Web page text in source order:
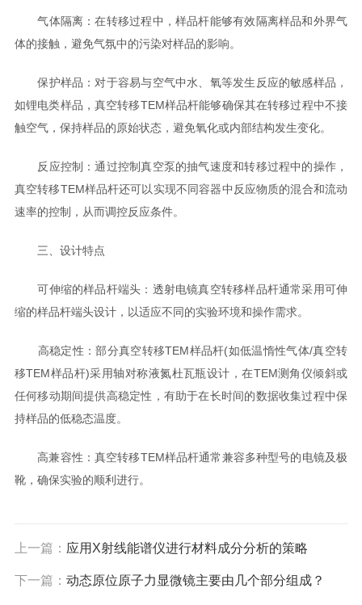
气体隔离：在转移过程中，样品杆能够有效隔离样品和外界气
体的接触，避免气氛中的污染对样品的影响。
保护样品：对于容易与空气中水、氧等发生反应的敏感样品，
如锂电类样品，真空转移TEM样品杆能够确保其在转移过程中不接
触空气，保持样品的原始状态，避免氧化或内部结构发生变化。
反应控制：通过控制真空泵的抽气速度和转移过程中的操作，
真空转移TEM样品杆还可以实现不同容器中反应物质的混合和流动
速率的控制，从而调控反应条件。
三、设计特点
可伸缩的样品杆端头：透射电镜真空转移样品杆通常采用可伸
缩的样品杆端头设计，以适应不同的实验环境和操作需求。
高稳定性：部分真空转移TEM样品杆(如低温惰性气体/真空转
移TEM样品杆)采用轴对称液氮杜瓦瓶设计，在TEM测角仪倾斜或
任何移动期间提供高稳定性，有助于在长时间的数据收集过程中保
持样品的低稳态温度。
高兼容性：真空转移TEM样品杆通常兼容多种型号的电镜及极
靴，确保实验的顺利进行。
上一篇： 应用X射线能谱仪进行材料成分分析的策略
下一篇： 动态原位原子力显微镜主要由几个部分组成？